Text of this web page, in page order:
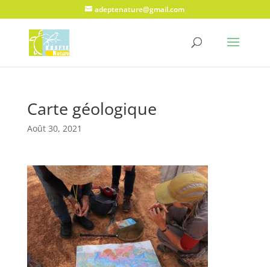
adeptenature@gmail.com
Carte géologique
Août 30, 2021